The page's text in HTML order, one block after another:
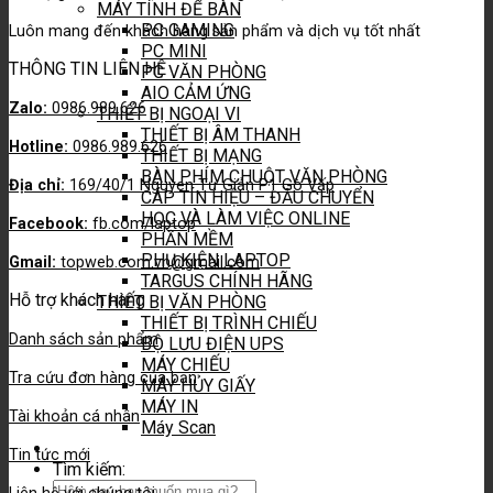
MÁY TÍNH ĐỂ BÀN
PC GAMING
PC MINI
PC VĂN PHÒNG
AIO CẢM ỨNG
THIẾT BỊ NGOẠI VI
THIẾT BỊ ÂM THANH
THIẾT BỊ MẠNG
BÀN PHÍM CHUỘT VĂN PHÒNG
CÁP TÍN HIỆU – ĐẦU CHUYỂN
HỌC VÀ LÀM VIỆC ONLINE
PHẦN MỀM
PHỤ KIỆN LAPTOP
TARGUS CHÍNH HÃNG
THIẾT BỊ VĂN PHÒNG
THIẾT BỊ TRÌNH CHIẾU
BỘ LƯU ĐIỆN UPS
MÁY CHIẾU
MÁY HỦY GIẤY
MÁY IN
Máy Scan
Tìm kiếm:
Luôn mang đến khách hàng sản phẩm và dịch vụ tốt nhất
THÔNG TIN LIÊN HỆ
Zalo: 0986.989.626
Hotline: 0986.989.626
Địa chỉ: 169/40/1 Nguyen Tư Giản P1 Gò Vấp
Facebook: fb.com/laptop
Gmail: topweb.com.vn@gmail.com
Hỗ trợ khách hàng
Danh sách sản phẩm
Tra cứu đơn hàng của bạn
Tài khoản cá nhân
Tin tức mới